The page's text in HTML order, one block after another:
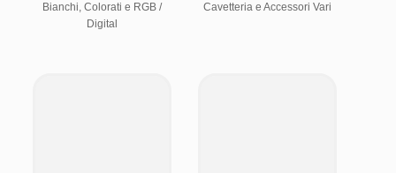
Bianchi, Colorati e RGB /
Digital
Cavetteria e Accessori Vari